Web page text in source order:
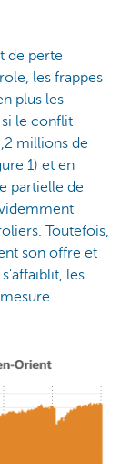
de perte
les frappes
plus les
le conflit
millions de
1) et en
partielle de
Toutefois,
son offre et
les